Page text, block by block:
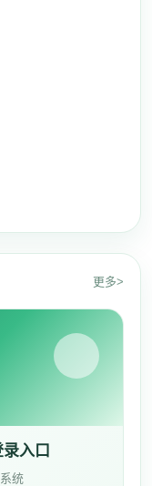
更多>
入口
统